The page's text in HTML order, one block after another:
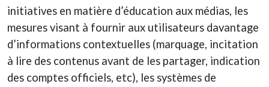
initiatives en matière d’éducation aux médias, les
mesures visant à fournir aux utilisateurs davantage
d’informations contextuelles (marquage, incitation
à lire des contenus avant de les partager, indication
des comptes officiels, etc), les systèmes de